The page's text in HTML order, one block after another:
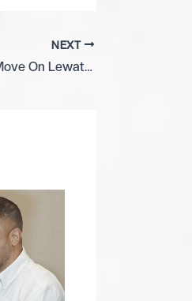
NEXT
1978 Kos Rayakan Move On Lewat Single Terbaru “Duniaku”